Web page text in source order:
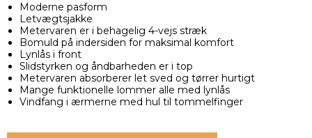
Moderne pasform
Letvægtsjakke
Metervaren er i behagelig 4-vejs stræk
Bomuld på indersiden for maksimal komfort
Lynlås i front
Slidstyrken og åndbarheden er i top
Metervaren absorberer let sved og tørrer hurtigt
Mange funktionelle lommer alle med lynlås
Vindfang i ærmerne med hul til tommelfinger